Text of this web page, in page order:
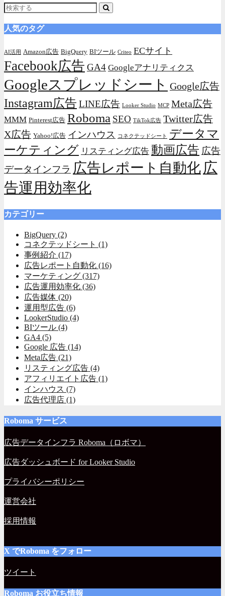
人気のタグ
AI活用 Amazon広告 BigQuery BIツール Criteo ECサイト
Facebook広告 GA4 Googleアナリティクス
Googleスプレッドシート Google広告
Instagram広告 LINE広告 Looker Studio MCP Meta広告
MMM Pinterest広告 Roboma SEO TikTok広告 Twitter広告
X広告 Yahoo!広告 インハウス コネクテッドシート
データマ
ーケティング リスティング広告 動画広告 広告
データインフラ 広告レポート自動化広
告運用効率化
カテゴリー
BigQuery (2)
コネクテッドシート (1)
事例紹介 (17)
広告レポート自動化 (16)
マーケティング (317)
広告運用効率化 (36)
広告媒体 (20)
運用型広告 (6)
LookerStudio (4)
BIツール (4)
GA4 (5)
Google 広告 (14)
Meta広告 (21)
リスティング広告 (4)
アフィリエイト広告 (1)
インハウス (7)
広告代理店 (1)
Roboma サービス
広告データインフラ Roboma（ロボマ）
広告ダッシュボード for Looker Studio
プライバシーポリシー
運営会社
採用情報
X でRoboma をフォロー
ツイート
Roboma お役立ち情報